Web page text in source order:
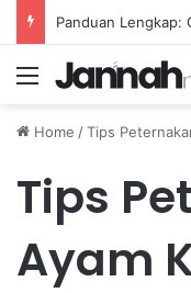
Menu
Home /Tips
Tips
Ayam